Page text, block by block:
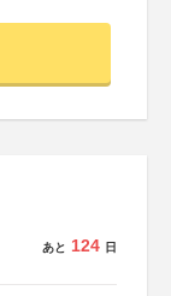
あと 124 日